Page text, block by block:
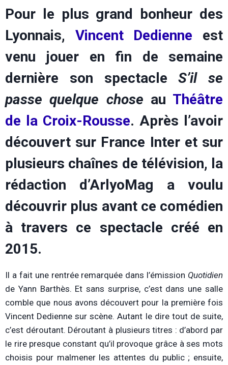
Pour le plus grand bonheur des
Lyonnais, Vincent Dedienne est
venu jouer en fin de semaine
dernière son spectacleS’il se
passe quelque chose au Théâtre
de la Croix-Rousse. Après l’avoir
découvert sur France Inter et sur
plusieurs chaînes de télévision, la
rédaction d’ArlyoMag a voulu
découvrir plus avant ce comédien
à travers ce spectacle créé en
2015.
Il a fait une rentrée remarquée dans l’émission Quotidien
de Yann Barthès. Et sans surprise, c’est dans une salle
comble que nous avons découvert pour la première fois
Vincent Dedienne sur scène. Autant le dire tout de suite,
c’est déroutant. Déroutant à plusieurs titres : d’abord par
le rire presque constant qu’il provoque grâce à ses mots
choisis pour malmener les attentes du public ; ensuite,